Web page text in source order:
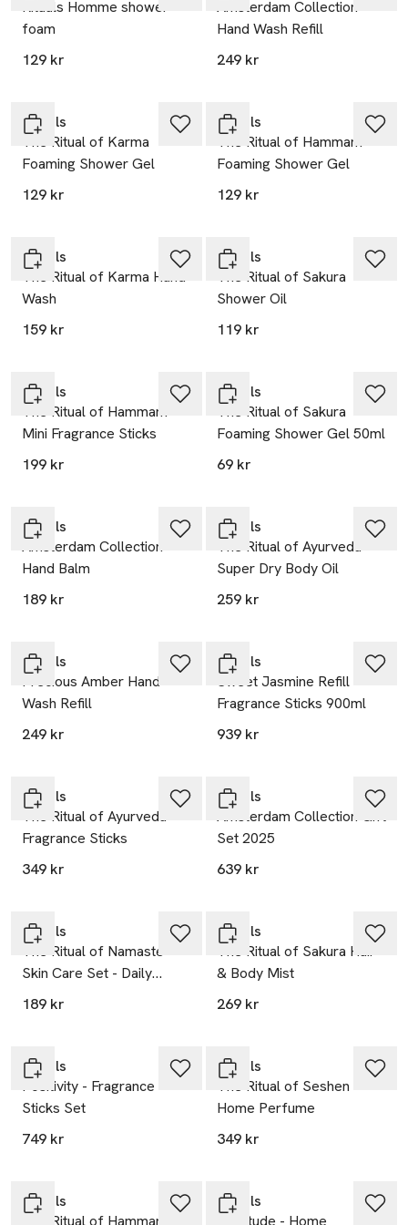
Rituals Homme shower
foam
129 kr
Amsterdam Collection
Hand Wash Refill
249 kr
Rituals
The Ritual of Karma
Foaming Shower Gel
129 kr
Rituals
The Ritual of Hammam
Foaming Shower Gel
129 kr
Rituals
The Ritual of Karma Hand
Wash
159 kr
Rituals
The Ritual of Sakura
Shower Oil
119 kr
Rituals
The Ritual of Hammam
Mini Fragrance Sticks
199 kr
Rituals
The Ritual of Sakura
Foaming Shower Gel 50ml
69 kr
Rituals
Amsterdam Collection
Hand Balm
189 kr
Rituals
The Ritual of Ayurveda
Super Dry Body Oil
259 kr
Rituals
Precious Amber Hand
Wash Refill
249 kr
Rituals
Sweet Jasmine Refill
Fragrance Sticks 900ml
939 kr
Rituals
The Ritual of Ayurveda
Fragrance Sticks
349 kr
Rituals
Amsterdam Collection Gift
Set 2025
639 kr
Rituals
The Ritual of Namaste
Skin Care Set - Daily
Routine
189 kr
Rituals
The Ritual of Sakura Hair
& Body Mist
269 kr
Rituals
Positivity - Fragrance
Sticks Set
749 kr
Rituals
The Ritual of Seshen
Home Perfume
349 kr
Rituals
Rituals